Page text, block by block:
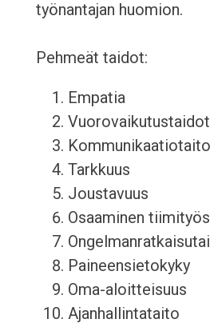
työnantajan huomion.
Pehmeät taidot:
Empatia
Vuorovaikutustaidot
Kommunikaatiotaito
Tarkkuus
Joustavuus
Osaaminen
Paineensietokyky
Oma-aloitteisuus
Ajanhallintataito